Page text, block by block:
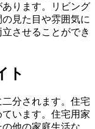
ります。リビング
見た目や雰囲気に
させることができ
ト
分されます。住宅
います。住宅用家